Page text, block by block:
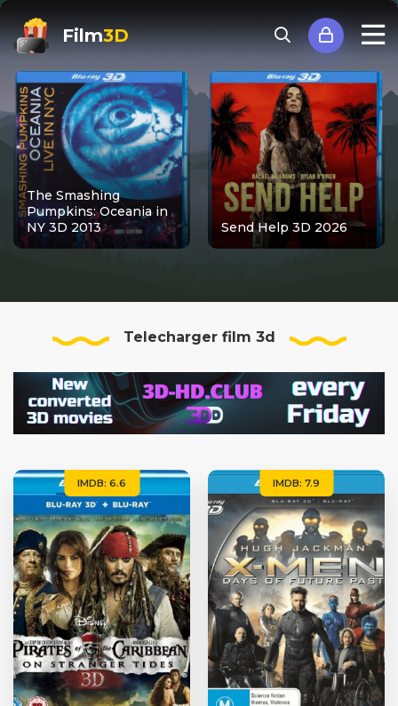
Film3D
The Smashing
Pumpkins: Oceania in
NY 3D 2013
Send Help 3D 2026
Telecharger film 3d
IMDB: 6.6 IMDB: 7.9